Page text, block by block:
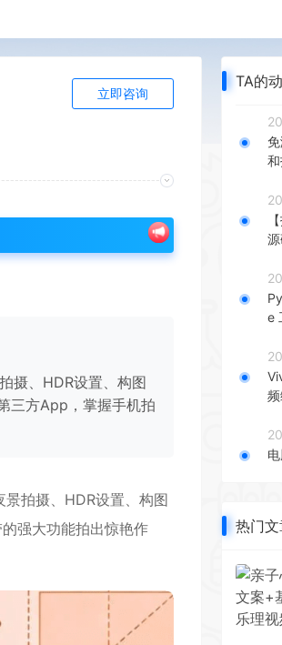
立即咨询
摄、HDR设置、构图
三方App，掌握手机拍
拍摄、HDR设置、构图
强大功能拍出惊艳作
TA的
e
热门